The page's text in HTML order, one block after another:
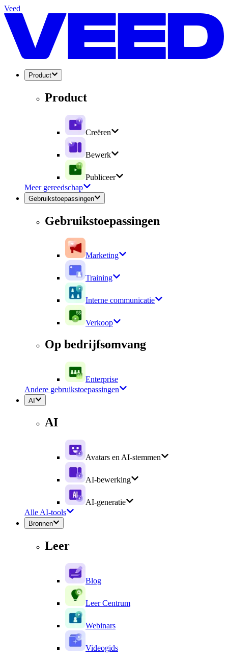
Veed
Product
Product
Creëren
Bewerk
Publiceer
Meer gereedschap
Gebruikstoepassingen
Gebruikstoepassingen
Marketing
Training
Interne communicatie
Verkoop
Op bedrijfsomvang
Enterprise
Andere gebruikstoepassingen
AI
AI
Avatars en AI-stemmen
AI-bewerking
AI-generatie
Alle AI-tools
Bronnen
Leer
Blog
Leer Centrum
Webinars
Videogids